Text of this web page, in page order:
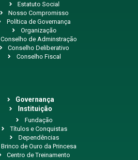
Estatuto Social
Nosso Compromisso
Política de Governança
Organização
Conselho de Adminstração
Conselho Deliberativo
Conselho Fiscal
Governança
Instituição
Fundação
Títulos e Conquistas
Dependências
Brinco de Ouro da Princesa
Centro de Treinamento